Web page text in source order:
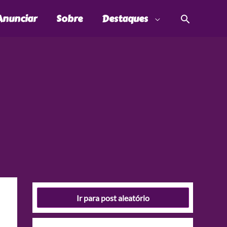
Sobre Destaques
Ir para post aleatório